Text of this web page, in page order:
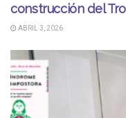
construcción del
ABRIL 3, 2026